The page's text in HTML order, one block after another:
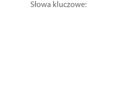
Słowa kluczowe: